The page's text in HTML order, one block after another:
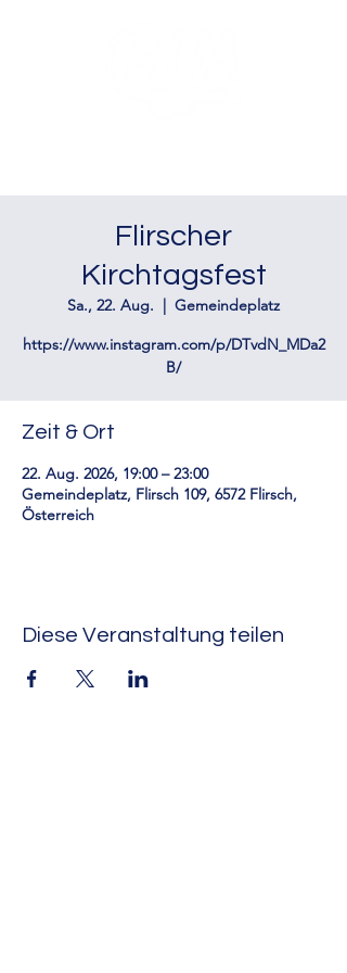
Flirscher
Kirchtagsfest
Sa., 22. Aug.
  |
Gemeindeplatz
https://www.instagram.com/p/DTvdN_MDa2
B/
Zeit & Ort
22. Aug. 2026, 19:00 – 23:00
Gemeindeplatz, Flirsch 109, 6572 Flirsch,
Österreich
Diese Veranstaltung teilen